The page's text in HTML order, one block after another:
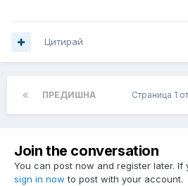
Цитирай
ПРЕДИШНА Страница 1
Join the conversation
You can post now and register later. If
sign in now to post with your account.